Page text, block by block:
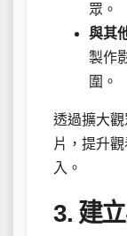
眾。
與其
製作
圍。
透過擴大
片，提升
入。
3. 建